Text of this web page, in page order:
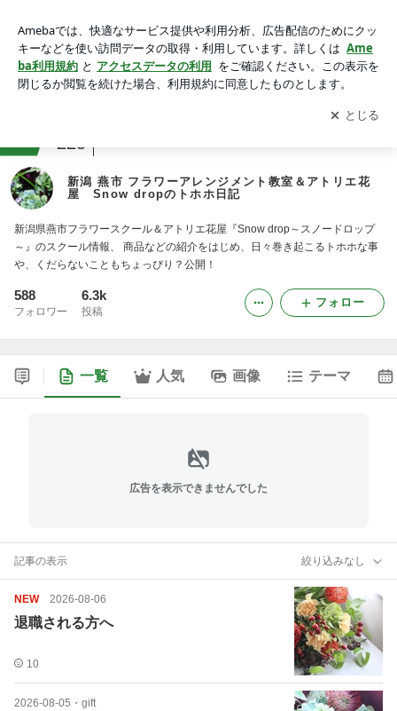
w dropのトホホ日記
アプリをダウンロードして ブログの更新通知
を受け取りまし
ょう。
開く
225
新潟 燕市 フラワーアレンジメント教室＆アトリエ花
屋 Snow dropのトホホ日記
新潟県燕市フラワースクール＆アトリエ花屋『Snow drop～スノードロップ
～』のスクール情報、 商品などの紹介をはじめ、日々巻き起こるトホホな事
や、くだらないこともちょっぴり？公開！
588
フォロワー
6.3k
投稿
フォロー
一覧 人気 画像 テーマ
広告を表示できませんでした
記事の表示 絞り込みなし
NEW 2026-08-06
退職される方へ
10
2026-08-05 ・ gift